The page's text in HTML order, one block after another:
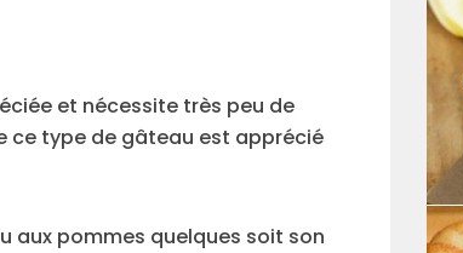
et nécessite très peu de
ce type de gâteau est apprécié
aux pommes quelques soit son